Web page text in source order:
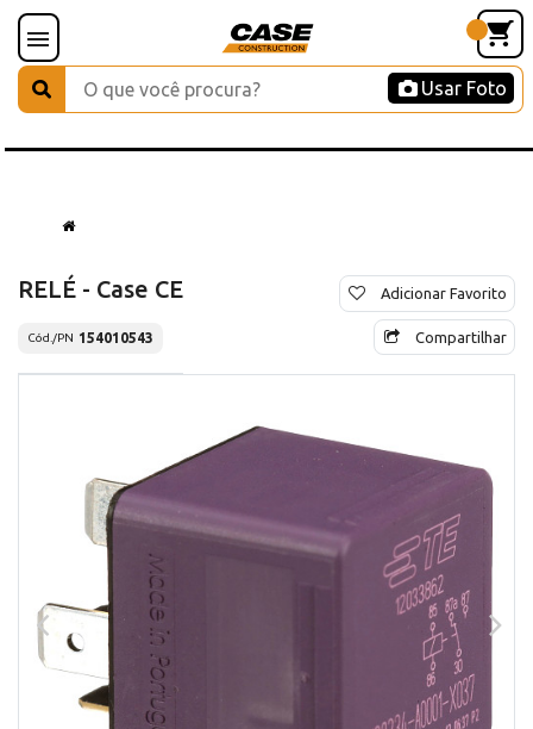
Usar Foto
RELÉ - Case CE
Cód./PN 154010543
Adicionar Favorito
Compartilhar